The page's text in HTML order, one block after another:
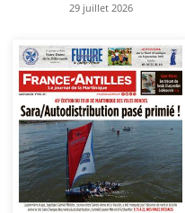
29 juillet 2026